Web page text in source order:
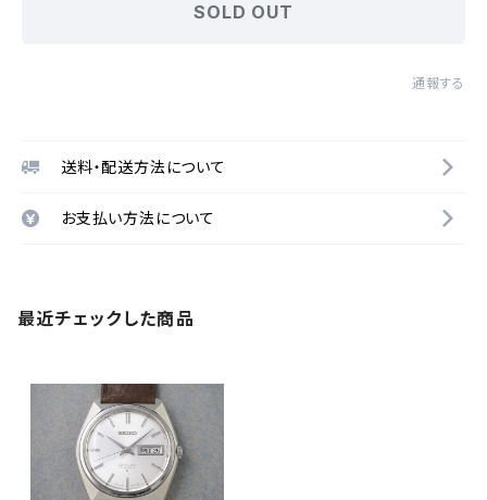
SOLD OUT
通報する
送料・配送方法について
お支払い方法について
最近チェックした商品